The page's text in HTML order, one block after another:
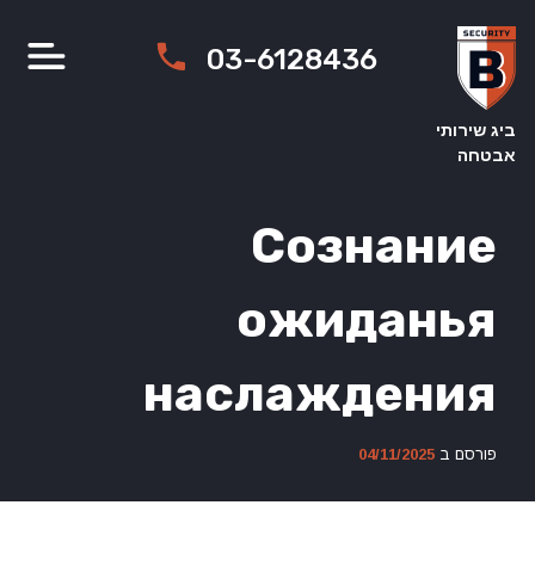
content
ביג שירותי
אבטחה
03-6128436
Сознание
ожиданья
наслаждения
פורסם ב 04/11/2025